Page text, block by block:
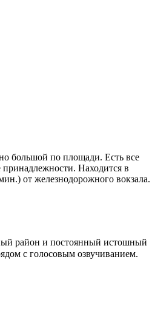
большой по площади. Есть все
Находится в
от железнодорожного вокзала.
район и постоянный истошный
с голосовым озвучиванием.